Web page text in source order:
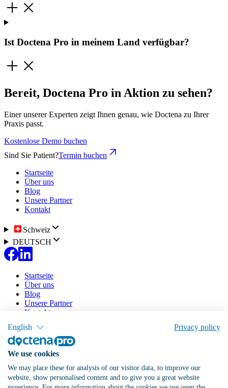
English Privacy policy
We use cookies
We may place these for analysis of our visitor data, to improve our
website, show personalised content and to give you a great website
Ist Doctena Pro in meinem Land verfügbar?
Bereit, Doctena Pro in Aktion zu sehen?
Einer unserer Experten zeigt Ihnen genau, wie Doctena zu Ihrer
Praxis passt.
Kostenlose Demo buchen
Sind Sie Patient?Termin buchen
Startseite
Über uns
Blog
Unsere Partner
Kontakt
Schweiz
DEUTSCH
Startseite
Über uns
Blog
Unsere Partner
Kontakt
Unsere Software
Tarife
Doctena Virtual Assistant
Patientenportal
Online-Agenda
Praxis eintragen Anmelden